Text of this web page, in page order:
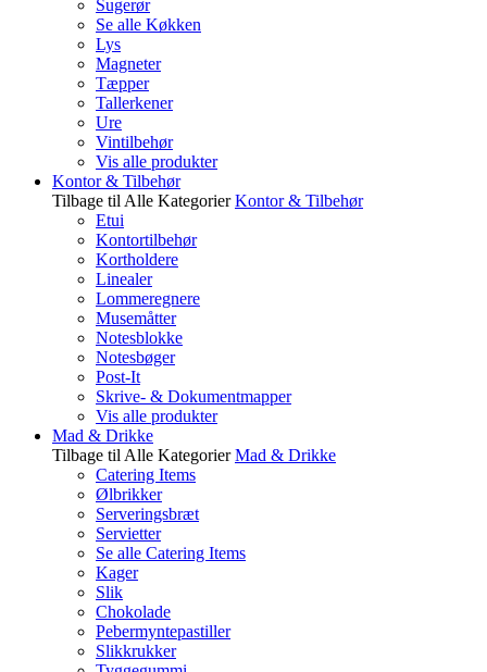
Sugerør
Se alle Køkken
Lys
Magneter
Tæpper
Tallerkener
Ure
Vintilbehør
Vis alle produkter
Kontor & Tilbehør
Tilbage til Alle Kategorier Kontor & Tilbehør
Etui
Kontortilbehør
Kortholdere
Linealer
Lommeregnere
Musemåtter
Notesblokke
Notesbøger
Post-It
Skrive- & Dokumentmapper
Vis alle produkter
Mad & Drikke
Tilbage til Alle Kategorier Mad & Drikke
Catering Items
Ølbrikker
Serveringsbræt
Servietter
Se alle Catering Items
Kager
Slik
Chokolade
Pebermyntepastiller
Slikkrukker